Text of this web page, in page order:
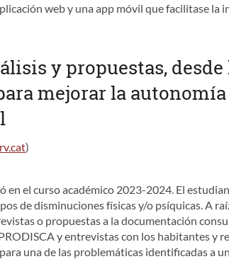
web y una app móvil que facilitase la
y propuestas,
mejorar la
)
en el curso académico 2023-2024. El
de disminuciones físicas y/o psíquicas. A
o propuestas a la documentación
y entrevistas con los habitantes y
una de las problemáticas identificadas a